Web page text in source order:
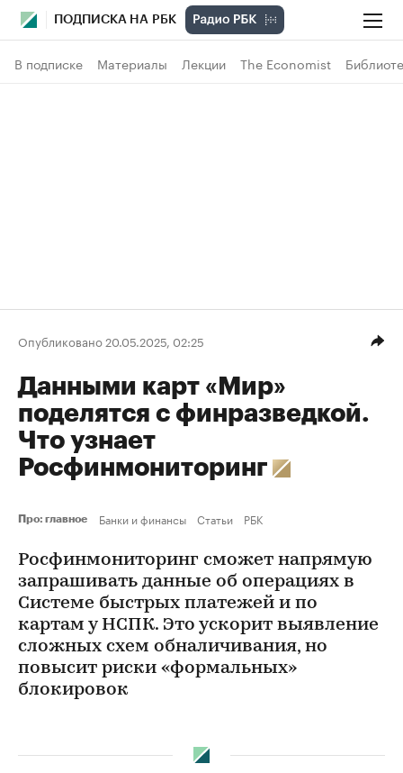
ПОДПИСКА НА РБК
В подписке Материалы Лекции The Economist
Опубликовано 20.05.2025, 02:25
Данными карт «Мир»
поделятся с финразведкой.
Что узнает
Росфинмониторинг
Про: главное Банки и финансы Статьи РБК
Росфинмониторинг сможет напрямую
запрашивать данные об операциях в
Системе быстрых платежей и по
картам у НСПК. Это ускорит выявление
сложных схем обналичивания, но
повысит риски «формальных»
блокировок